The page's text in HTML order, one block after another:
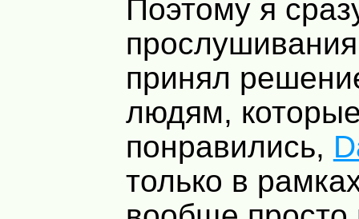
Поэтому я
принял
людям,
понравились,
только в